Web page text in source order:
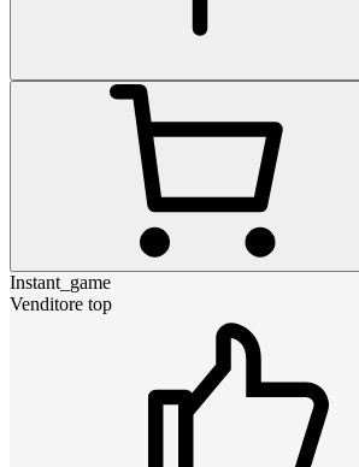
Instant_game
Venditore top